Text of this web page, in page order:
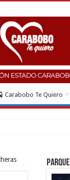
Carabobo Te Quiero